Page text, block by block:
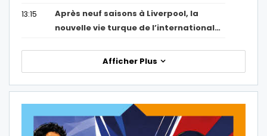
13:15
Après neuf saisons à Liverpool, la
nouvelle vie turque de l’international…
Afficher Plus